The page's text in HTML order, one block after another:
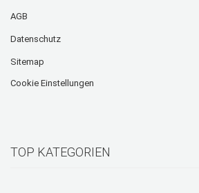
AGB
Datenschutz
Sitemap
Cookie Einstellungen
TOP KATEGORIEN